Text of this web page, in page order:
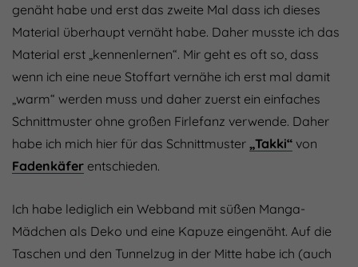
genäht habe und erst das zweite Mal dass ich dieses
Material überhaupt vernäht habe. Daher musste ich das
Material erst „kennenlernen“. Mir geht es oft so, dass
wenn ich eine neue Stoffart vernähe ich erst mal damit
„warm“ werden muss und daher zuerst ein einfaches
Schnittmuster ohne großen Firlefanz verwende. Daher
habe ich mich hier für das Schnittmuster „Takki“ von
Fadenkäfer entschieden.
Ich habe lediglich ein Webband mit süßen Manga-
Mädchen als Deko und eine Kapuze eingenäht. Auf die
Taschen und den Tunnelzug in der Mitte habe ich (auch